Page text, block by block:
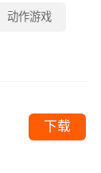
动作游戏
下载